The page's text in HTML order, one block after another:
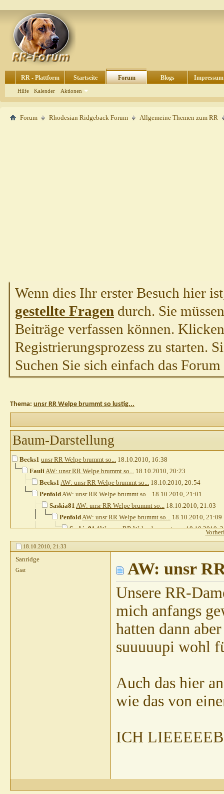
RR - Plattform Startseite Forum
Hilfe Kalender Aktionen
Blogs Impressum
Forum Rhodesian Ridgeback Forum Allgemeine Themen zum RR
Wenn dies Ihr erster Besuch hier
gestellte Fragen durch. Sie
Beiträge verfassen können.
Registrierungsprozess zu starten.
Suchen Sie sich einfach das
Thema: unsr RR Welpe brummt so lustig...
Baum-Darstellung
Becks1 unsr RR Welpe brummt so... 18.10.2010, 16:38
FauliAW: unsr RR Welpe brummt so... 18.10.2010, 20:23
Becks1 AW: unsr RR Welpe brummt so... 18.10.2010, 20:54
PenfoldAW: unsr RR Welpe brummt so... 18.10.2010, 21:01
Saskia81 AW: unsr RR Welpe brummt so... 18.10.2010, 21:03
PenfoldAW: unsr RR Welpe brummt so... 18.10.2010, 21:09
Saskia81AW: unsr RR Welpe brummt so...18.10.2010,
PenfoldAW: unsr RR Welpe brummt so...
Gast AW: unsr RR Welpe brummt so...
AW: unsr RR Welpe brummt so...
AW: unsr RR Welpe brummt so...
Anja E
AW: unsr RR Welpe brummt so...
AW: unsr RR Welpe brummt so... 18.10.2010,21:09
18.10.2010, 21:33
Sanridge
Gast AW: unsr
Unsere RR-
mich anfangs
hatten dann
suuuuupi wohl
Auch das hier
wie das von
ICH